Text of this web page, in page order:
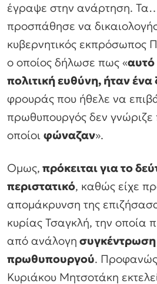
έγραψε στην ανάρτηση.
προσπάθησε να
κυβερνητικός εκπρόσωπος
ο οποίος δήλωσε πως «αυτό
πολιτική ευθύνη, ήταν ένα
φρουράς που ήθελε να
πρωθυπουργός δεν γνώριζε
οποίοι φώναζαν».
Ομως, πρόκειται για το
περιστατικό, καθώς είχε
απομάκρυνση της
κυρίας Τσαγκλή, την οποία
από ανάλογη συγκέντρωση
πρωθυπουργού.
Κυριάκου Μητσοτάκη